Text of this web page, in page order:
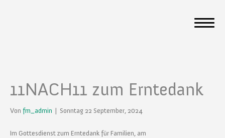
11NACH11 zum Erntedank
Von fm_admin | Sonntag 22 September, 2024
Im Gottesdienst zum Erntedank für Familien, am